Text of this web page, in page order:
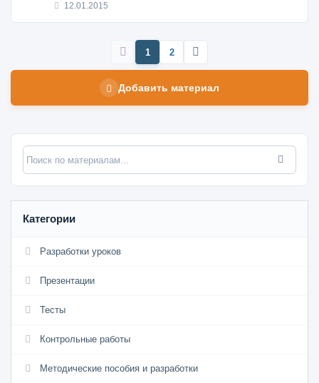
12.01.2015
1 2
Добавить материал
Категории
Разработки уроков
Презентации
Тесты
Контрольные работы
Методические пособия и разработки